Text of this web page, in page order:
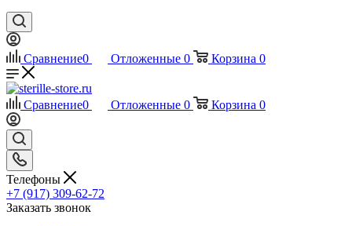
Сравнение0 Отложенные 0 Корзина 0
Сравнение0 Отложенные 0 Корзина 0
Телефоны
+7 (917) 309-62-72
Заказать звонок